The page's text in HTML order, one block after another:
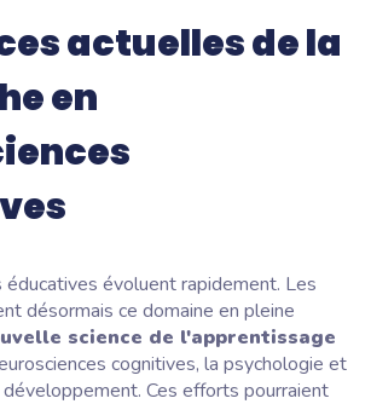
actuelles de la
en
éducatives évoluent rapidement. Les
désormais ce domaine en pleine
science de l'apprentissage
cognitives, la psychologie et
Ces efforts pourraient